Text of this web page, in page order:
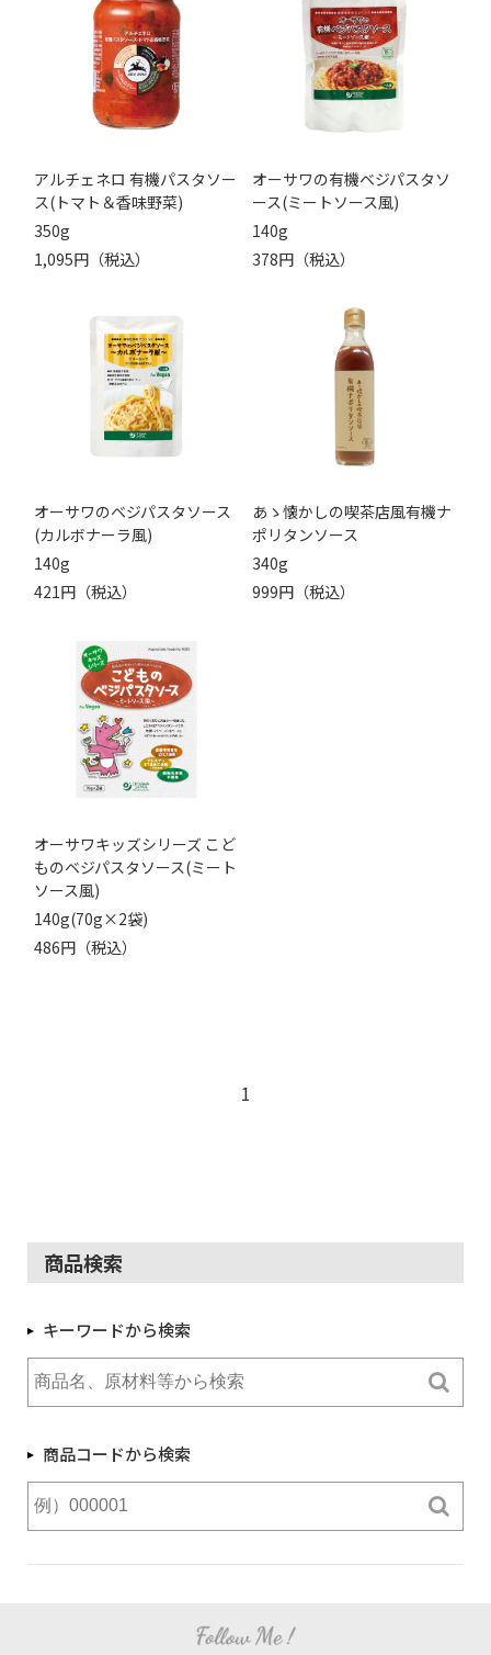
アルチェネロ 有機パスタソー
ス(トマト＆香味野菜)
350g
1,095円（税込）
オーサワの有機ベジパスタソ
ース(ミートソース風)
140g
378円（税込）
オーサワのベジパスタソース
(カルボナーラ風)
140g
421円（税込）
あゝ懐かしの喫茶店風有機ナ
ポリタンソース
340g
999円（税込）
オーサワキッズシリーズ こど
ものベジパスタソース(ミート
ソース風)
140g(70g×2袋)
486円（税込）
1
商品検索
キーワードから検索
商品コードから検索